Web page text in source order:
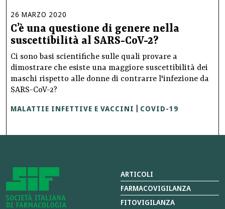
26 MARZO 2020
C’è una questione di genere nella
suscettibilità al SARS-CoV-2?
Ci sono basi scientifiche sulle quali provare a
dimostrare che esiste una maggiore suscettibilità dei
maschi rispetto alle donne di contrarre l'infezione da
SARS-CoV-2?
MALATTIE INFETTIVE E VACCINI COVID-19
ARTICOLI
FARMACOVIGILANZA
FITOVIGILANZA